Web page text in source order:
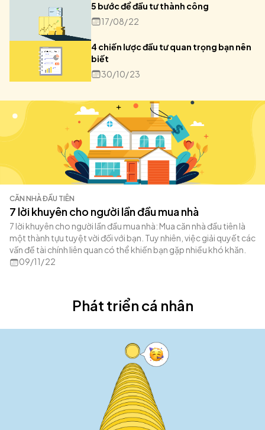
5 bước để đầu tư thành công
17/08/22
4 chiến lược đầu tư quan trọng bạn nên
biết
30/10/23
CĂN NHÀ ĐẦU TIÊN
7 lời khuyên cho người lần đầu mua nhà
7 lời khuyên cho người lần đầu mua nhà: Mua căn nhà đầu tiên là
một thành tựu tuyệt vời đối với bạn. Tuy nhiên, việc giải quyết các
vấn đề tài chính liên quan có thể khiến bạn gặp nhiều khó khăn.
09/11/22
Phát triển cá nhân